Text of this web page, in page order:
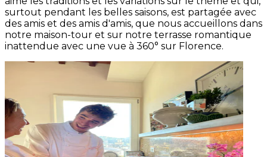
surtout pendant les belles saisons, est partagée avec
des amis et des amis d'amis, que nous accueillons dans
notre maison-tour et sur notre terrasse romantique
inattendue avec une vue à 360° sur Florence.